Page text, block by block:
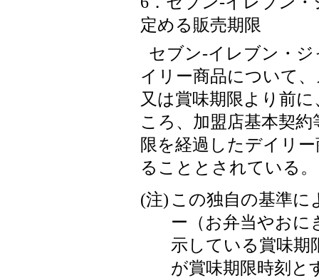
定める販売期限
セブン-イレブン・
イリー商品について
又は賞味期限より前
ころ、加盟店基本契
限を経過したデイリ
ることとされている。
(注) この独自の基準に
ー（お弁当やおに
示している賞味期
が賞味期限時刻と